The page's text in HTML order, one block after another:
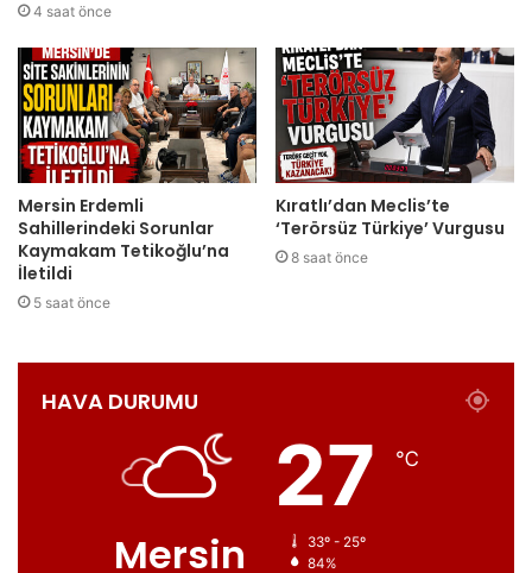
4 saat önce
Mersin Erdemli
Sahillerindeki Sorunlar
Kaymakam Tetikoğlu’na
İletildi
5 saat önce
Kıratlı’dan Meclis’te
‘Terörsüz Türkiye’ Vurgusu
8 saat önce
HAVA DURUMU
Mersin
27 ℃
33º - 25º
84%